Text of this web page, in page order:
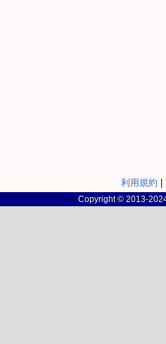
利用規約
Copyright © 2013-